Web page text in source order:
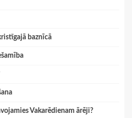
baznīcā
Vakarēdienam ārēji?